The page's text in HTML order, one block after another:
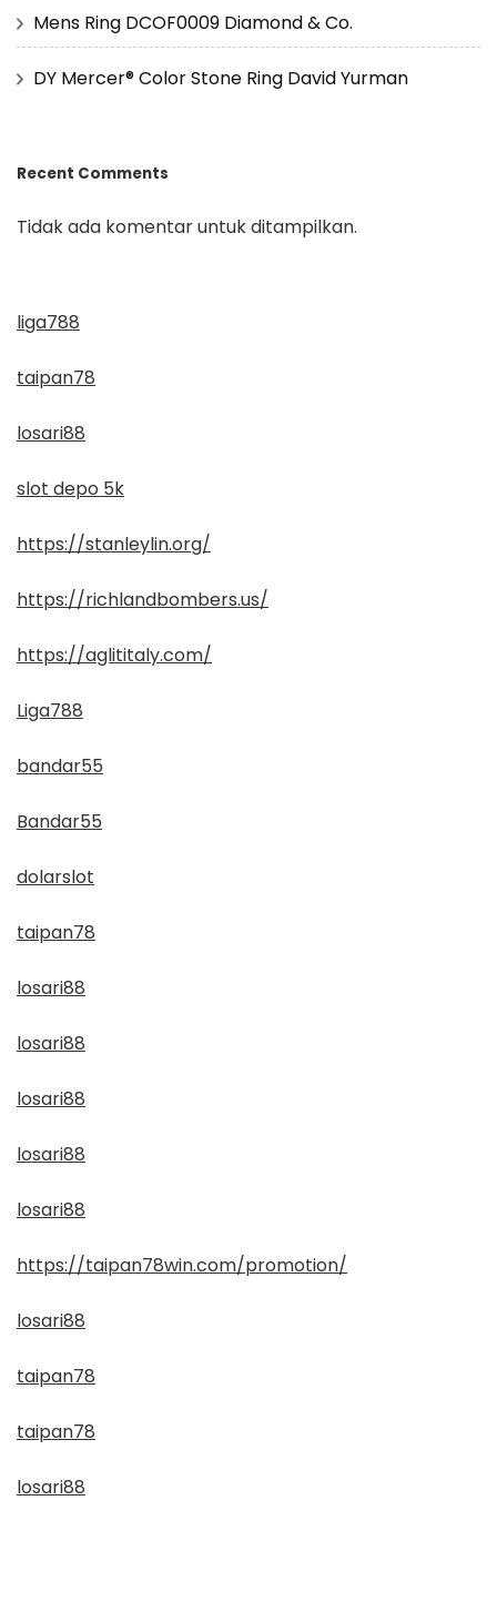
Mens Ring DCOF0009 Diamond & Co.
DY Mercer® Color Stone Ring David Yurman
Recent Comments
Tidak ada komentar untuk ditampilkan.
liga788
taipan78
losari88
slot depo 5k
https://stanleylin.org/
https://richlandbombers.us/
https://aglititaly.com/
Liga788
bandar55
Bandar55
dolarslot
taipan78
losari88
losari88
losari88
losari88
losari88
https://taipan78win.com/promotion/
losari88
taipan78
taipan78
losari88